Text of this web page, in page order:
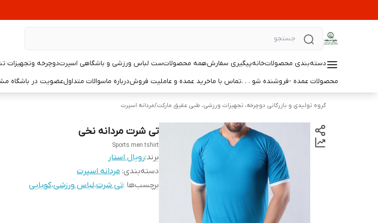
دسته‌بندی محصولاتخانهپیگیری سفارشهمه محصولاتست لباس ورزشی و باشگاهی اسپرتدوچرخه وتجهیزات
محصولات عمده -فروشنده شو . . .تماس با ماخرید عمده و عاملیت فروشدرباره ماسوالات متداولعضویت در باشگاه
گروه تولیدی و بازرگانی دوچرخه، تجهیزات ورزشی، طبی عقیق مارکت/مردانه اسپرت
تی شرت مردانه نخی
Sports men tshirt
برند:رویال استار
دسته‌بندی: مردانه اسپرت
برچسب‌ها :تی شرت،لباس ورزشی،کوبایی